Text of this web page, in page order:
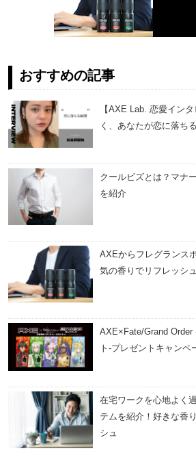
おすすめの記事
【AXE Lab. 恋愛イン
く、あなたが恋に落ち
クールビズとは？マナ
を紹介
AXEからフレグランス
気の香りでリフレッシ
AXE×Fate/Grand Order
ト-プレゼントキャンペ
在宅ワークを心地よく
テムを紹介！好きな香
シュ